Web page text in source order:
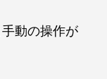
動の操作が